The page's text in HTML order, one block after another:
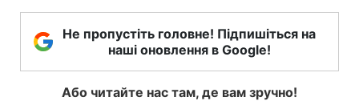
Не пропустіть головне! Підпишіться на
наші оновлення в Google!
Або читайте нас там, де вам зручно!